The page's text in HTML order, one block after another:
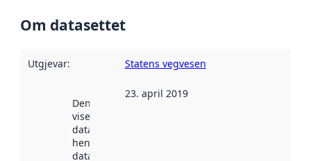
Om datasettet
Utgjevar: Statens vegvesen
Denne datoen
viser når
datasettet vart
henta inn av
data.norge.no.
23. april 2019